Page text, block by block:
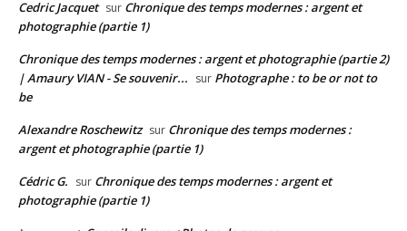
Cedric Jacquet sur Chronique des temps modernes : argent et
photographie (partie 1)
Chronique des temps modernes : argent et photographie (partie 2)
| Amaury VIAN - Se souvenir... sur Photographe : to be or not to
be
Alexandre Roschewitz sur Chronique des temps modernes :
argent et photographie (partie 1)
Cédric G. sur Chronique des temps modernes : argent et
photographie (partie 1)